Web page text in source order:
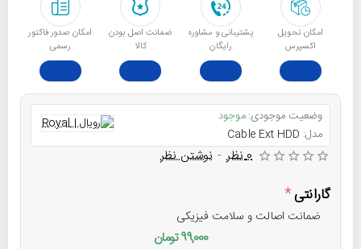
امکان تحویل
اکسپرس
پشتیبانی و مشاوره
رایگان
ﺿﻤﺎﻧﺖ اﺻﻞ ﺑﻮدن
ﮐﺎﻟﺎ
امکان صدور فاکتور
رسمی
وضعیت موجودی:موجود
مدل: Cable Ext HDD
0 نظر - نوشتن نظر
گارانتی
ضمانت اصالت و سلامت فیزیکی
99,000 تومان